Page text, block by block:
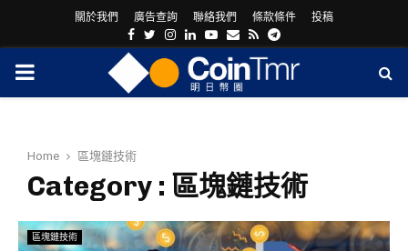
關於我們 廣告查詢 聯絡我們 條款條件 投稿
Facebook
Twitter
Instagram
LinkedinYoutube
Email
RssTelegram
PRIMARY
Home 區塊鏈技術
Category : 區塊鏈技術
區塊鏈技術